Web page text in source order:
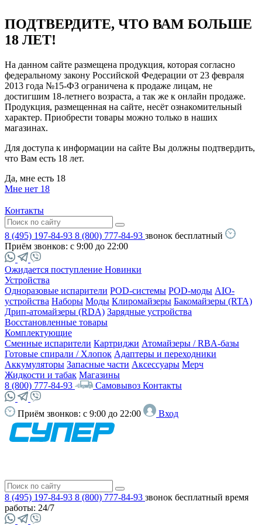
ПОДТВЕРДИТЕ, ЧТО ВАМ БОЛЬШЕ
18 ЛЕТ!
На данном сайте размещена продукция, которая согласно
федеральному закону Российской Федерации от 23 февраля
2013 года №15-ФЗ ограничена к продаже лицам, не
достигшим 18-летнего возраста, а так же к онлайн продаже.
Продукция, размещенная на сайте, несёт ознакомительный
характер. Приобрести товары можно только в наших
магазинах.
Для доступа к информации на сайте Вы должны подтвердить,
что Вам есть 18 лет.
Да, мне есть 18
Мне нет 18
Контакты
8 (495) 197-84-93 8 (800) 777-84-93 звонок бесплатный
Приём звонков: с 9:00 до 22:00
Ожидается поступление Новинки
Устройства
Одноразовые испарители POD-системы POD-моды AIO-
устройства Наборы Моды Клиромайзеры Бакомайзеры (RTA)
Дрип-атомайзеры (RDA) Зарядные устройства
Восстановленные товары
Комплектующие
Сменные испарители Картриджи Атомайзеры / RBA-базы
Готовые спирали / Хлопок Адаптеры и переходники
Аккумуляторы Запасные части Аксессуары Мерч
Жидкости и табак Магазины
8 (800) 777-84-93
Самовывоз Контакты
Приём звонков: с 9:00 до 22:00 Вход
8 (495) 197-84-93 8 (800) 777-84-93 звонок бесплатный время
работы: 24/7